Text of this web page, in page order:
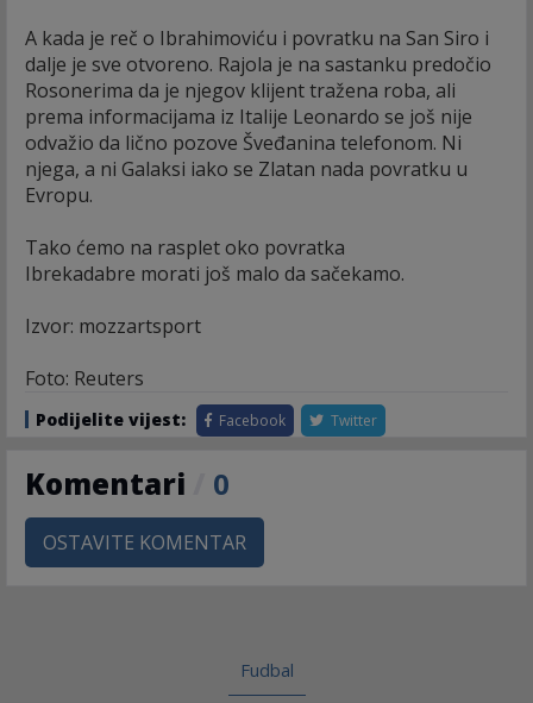
A kada je reč o Ibrahimoviću i povratku na San Siro i
dalje je sve otvoreno. Rajola je na sastanku predočio
Rosonerima da je njegov klijent tražena roba, ali
prema informacijama iz Italije Leonardo se još nije
odvažio da lično pozove Šveđanina telefonom. Ni
njega, a ni Galaksi iako se Zlatan nada povratku u
Evropu.
Tako ćemo na rasplet oko povratka
Ibrekadabre morati još malo da sačekamo.
Izvor: mozzartsport
Foto: Reuters
Podijelite vijest: Facebook Twitter
Komentari 0
OSTAVITE KOMENTAR
Fudbal